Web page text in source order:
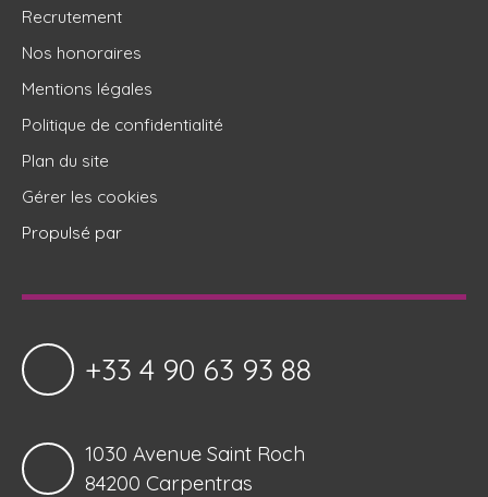
Recrutement
Nos honoraires
Mentions légales
Politique de confidentialité
Plan du site
Gérer les cookies
Propulsé par
+33 4 90 63 93 88
1030 Avenue Saint Roch
84200 Carpentras